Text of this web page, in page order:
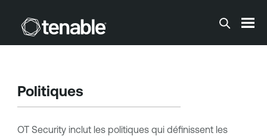
Passer au contenu principal
Politiques
OT Securityinclut les politiques qui définissent les